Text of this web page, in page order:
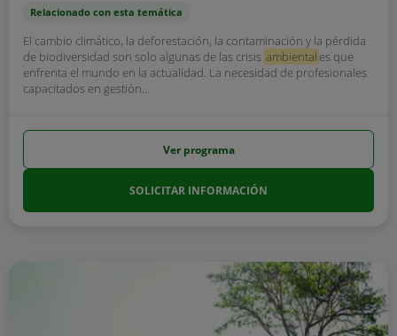
Relacionado con esta temática
El cambio climático, la deforestación, la contaminación y la pérdida
de biodiversidad son solo algunas de las crisis ambiental es que
enfrenta el mundo en la actualidad. La necesidad de profesionales
capacitados en gestión...
Ver programa
SOLICITAR INFORMACIÓN